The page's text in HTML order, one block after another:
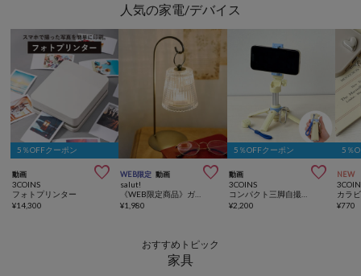
人気の家電/デバイス
5％OFFクーポン
動画 
3COINS
フォトプリンター
¥14,300
WEB限定 動画 
salut!
¥1,980
5％OFFクーポン
動画 
3COINS
¥2,200
5％
NEW
¥770
おすすめトピック
家具